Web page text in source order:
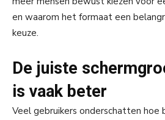
en waarom het formaat een
keuze.
De juiste
is vaak beter
Veel gebruikers onderschatten hoe